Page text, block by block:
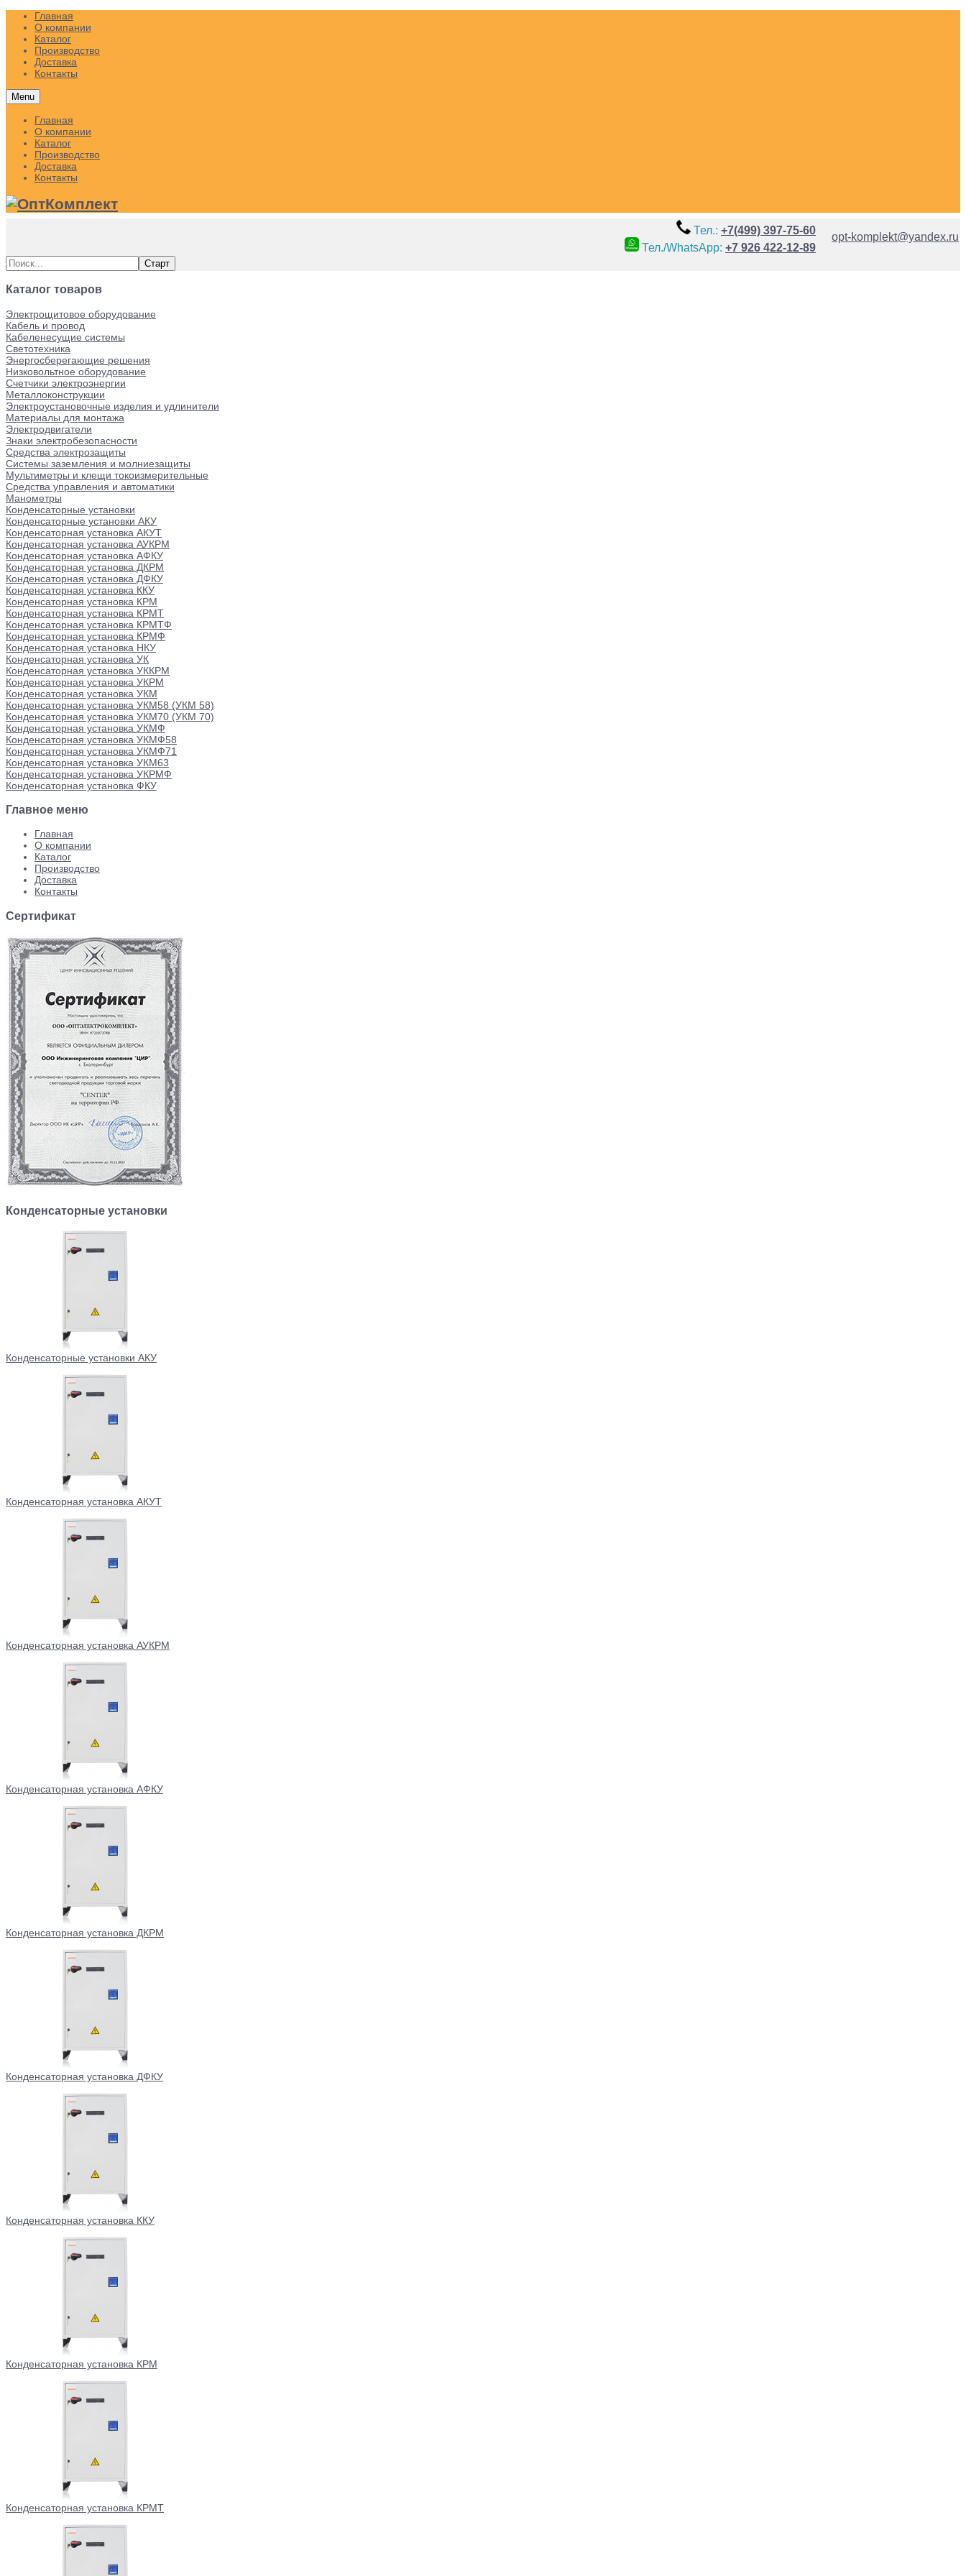
Главная
О компании
Каталог
Производство
Доставка
Контакты
Menu
Главная
О компании
Каталог
Производство
Доставка
Контакты
Тел.: +7(499) 397-75-60
Тел./WhatsApp: +7 926 422-12-89
opt-komplekt@yandex.ru
Каталог товаров
Электрощитовое оборудование
Кабель и провод
Кабеленесущие системы
Светотехника
Энергосберегающие решения
Низковольтное оборудование
Счетчики электроэнергии
Металлоконструкции
Электроустановочные изделия и удлинители
Материалы для монтажа
Электродвигатели
Знаки электробезопасности
Средства электрозащиты
Системы заземления и молниезащиты
Мультиметры и клещи токоизмерительные
Средства управления и автоматики
Манометры
Конденсаторные установки
Конденсаторные установки АКУ
Конденсаторная установка АКУТ
Конденсаторная установка АУКРМ
Конденсаторная установка АФКУ
Конденсаторная установка ДКРМ
Конденсаторная установка ДФКУ
Конденсаторная установка ККУ
Конденсаторная установка КРМ
Конденсаторная установка КРМТ
Конденсаторная установка КРМТФ
Конденсаторная установка КРМФ
Конденсаторная установка НКУ
Конденсаторная установка УК
Конденсаторная установка УККРМ
Конденсаторная установка УКРМ
Конденсаторная установка УКМ
Конденсаторная установка УКМ58 (УКМ 58)
Конденсаторная установка УКМ70 (УКМ 70)
Конденсаторная установка УКМФ
Конденсаторная установка УКМФ58
Конденсаторная установка УКМФ71
Конденсаторная установка УКМ63
Конденсаторная установка УКРМФ
Конденсаторная установка ФКУ
Главное меню
Главная
О компании
Каталог
Производство
Доставка
Контакты
Сертификат
Конденсаторные установки
Конденсаторные установки АКУ
Конденсаторная установка АКУТ
Конденсаторная установка АУКРМ
Конденсаторная установка АФКУ
Конденсаторная установка ДКРМ
Конденсаторная установка ДФКУ
Конденсаторная установка ККУ
Конденсаторная установка КРМ
Конденсаторная установка КРМТ